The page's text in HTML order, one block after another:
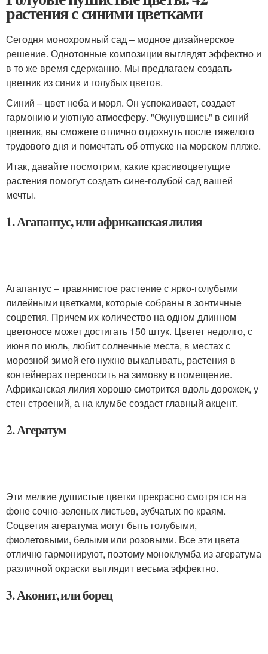
растения с синими цветками
Сегодня монохромный сад – модное дизайнерское
решение. Однотонные композиции выглядят эффектно и
в то же время сдержанно. Мы предлагаем создать
цветник из синих и голубых цветов.
Синий – цвет неба и моря. Он успокаивает, создает
гармонию и уютную атмосферу. "Окунувшись" в синий
цветник, вы сможете отлично отдохнуть после тяжелого
трудового дня и помечтать об отпуске на морском пляже.
Итак, давайте посмотрим, какие красивоцветущие
растения помогут создать сине-голубой сад вашей
мечты.
1. Агапантус, или африканская лилия
Агапантус – травянистое растение с ярко-голубыми
лилейными цветками, которые собраны в зонтичные
соцветия. Причем их количество на одном длинном
цветоносе может достигать 150 штук. Цветет недолго, с
июня по июль, любит солнечные места, в местах с
морозной зимой его нужно выкапывать, растения в
контейнерах переносить на зимовку в помещение.
Африканская лилия хорошо смотрится вдоль дорожек, у
стен строений, а на клумбе создаст главный акцент.
2. Агератум
Эти мелкие душистые цветки прекрасно смотрятся на
фоне сочно-зеленых листьев, зубчатых по краям.
Соцветия агератума могут быть голубыми,
фиолетовыми, белыми или розовыми. Все эти цвета
отлично гармонируют, поэтому моноклумба из агератума
различной окраски выглядит весьма эффектно.
3. Аконит, или борец